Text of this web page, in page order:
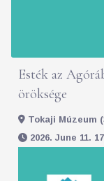
Esték az
öröksége
Tokaji Múzeum
2026. June 11.